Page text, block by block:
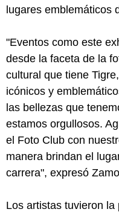
lugares emblemáticos
"Eventos como este
desde la faceta de la
cultural que tiene
icónicos y
las bellezas que
estamos orgullosos.
el Foto Club con
manera brindan el
carrera", expresó
Los artistas tuvieron